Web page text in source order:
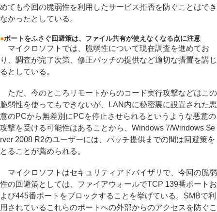
めても今回の脆弱性を利用したサービス拒否を防ぐことはでき
なかったとしている。
●ポートをふさぐ回避策は、ファイル共有が使えなくなる点に注意
マイクロソフトでは、脆弱性について現在調査を進めてお
り、調査が完了次第、修正パッチの提供など適切な措置を講じ
るとしている。
ただ、今のところリモートからのコード実行攻撃などはこの
脆弱性を使ってもできないが、LAN内に秘密裏に設置された悪
意のPCから無差別にPCを停止させられるというような悪意の
攻撃を受ける可能性はあることから、Windows 7/Windows Se
rver 2008 R2のユーザーには、パッチ提供までの間は回避策を
とることが薦められる。
マイクロソフトはセキュリティアドバイザリで、今回の脆弱
性の回避策としては、ファイアウォールでTCP 139番ポートお
よび445番ポートをブロックすることを挙げている。SMBで利
用されているこれらのポートへの外部からのアクセスを防ぐこ